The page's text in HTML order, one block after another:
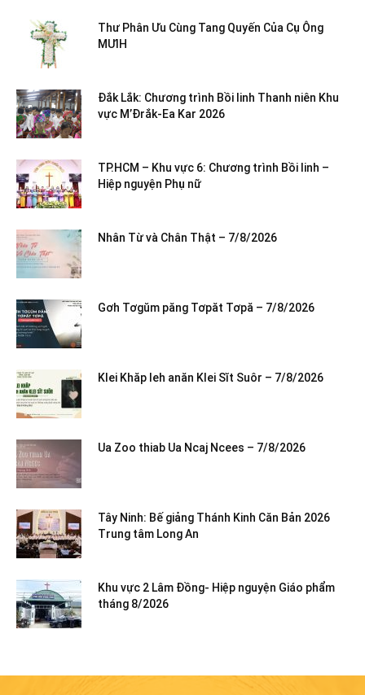
Thư Phân Ưu Cùng Tang Quyến Của Cụ Ông
MƯIH
Đắk Lắk: Chương trình Bồi linh Thanh niên Khu
vực M’Đrắk-Ea Kar 2026
TP.HCM – Khu vực 6: Chương trình Bồi linh –
Hiệp nguyện Phụ nữ
Nhân Từ và Chân Thật – 7/8/2026
Gơh Tơgŭm păng Tơpăt Tơpă – 7/8/2026
Klei Khăp leh anăn Klei Sĭt Suôr – 7/8/2026
Ua Zoo thiab Ua Ncaj Ncees – 7/8/2026
Tây Ninh: Bế giảng Thánh Kinh Căn Bản 2026
Trung tâm Long An
Khu vực 2 Lâm Đồng- Hiệp nguyện Giáo phẩm
tháng 8/2026